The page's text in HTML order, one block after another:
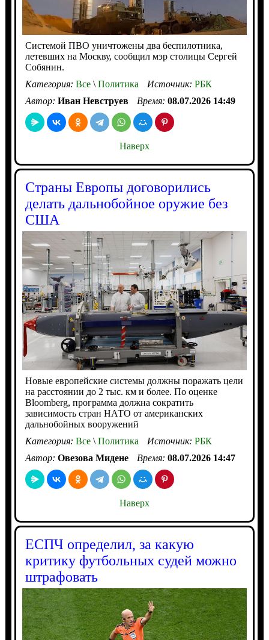
Системой ПВО уничтожены два беспилотника,
летевших на Москву, сообщил мэр столицы Сергей
Собянин.
Категория: Все\Политика Источник: РБК
Автор: Иван Невструев Время: 08.07.2026 14:49
Наверх
Страны Европы договорились
делать дальнобойное оружие без
США
Новые европейские системы должны поражать цели
на расстоянии до 2 тыс. км и более. По оценке
Bloomberg, программа должна сократить
зависимость стран НАТО от американских
дальнобойных вооружений
Категория: Все\Политика Источник: РБК
Автор: Овезова Мидене Время: 08.07.2026 14:47
Наверх
ЕСПЧ определил, за какую
критику футбольных судей можно
штрафовать